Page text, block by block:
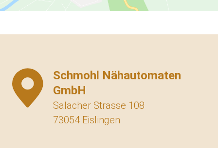
Schmohl Nähautomaten
GmbH
Salacher Strasse 108
73054 Eislingen